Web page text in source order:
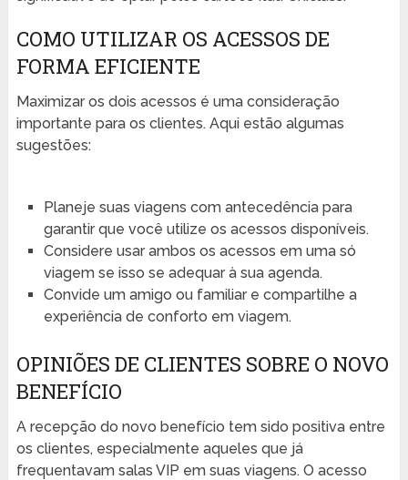
COMO UTILIZAR OS ACESSOS DE
FORMA EFICIENTE
Maximizar os dois acessos é uma consideração
importante para os clientes. Aqui estão algumas
sugestões:
Planeje suas viagens com antecedência para
garantir que você utilize os acessos disponíveis.
Considere usar ambos os acessos em uma só
viagem se isso se adequar à sua agenda.
Convide um amigo ou familiar e compartilhe a
experiência de conforto em viagem.
OPINIÕES DE CLIENTES SOBRE O NOVO
BENEFÍCIO
A recepção do novo benefício tem sido positiva entre
os clientes, especialmente aqueles que já
frequentavam salas VIP em suas viagens. O acesso